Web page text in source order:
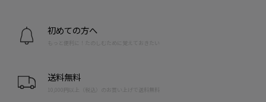
初めての方へ
もっと便利に！たのしむために覚えておきたい
送料無料
10,000円以上（税込）のお買い上げで送料無料